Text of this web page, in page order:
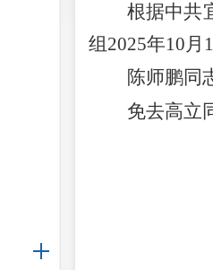
根据中共
组2025年10月
陈师鹏同
免去高立